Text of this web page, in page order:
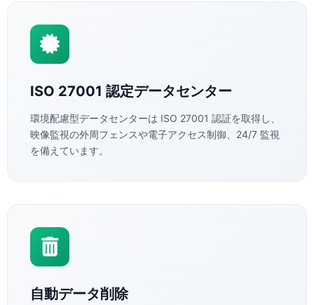
ISO 27001 認定データセンター
環境配慮型データセンターは ISO 27001 認証を取得し、
映像監視の外周フェンスや電子アクセス制御、24/7 監視
を備えています。
自動データ削除